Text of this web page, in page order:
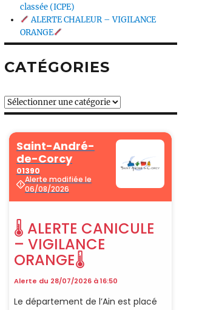
classée (ICPE)
ALERTE CHALEUR – VIGILANCE
ORANGE
CATÉGORIES
Catégories